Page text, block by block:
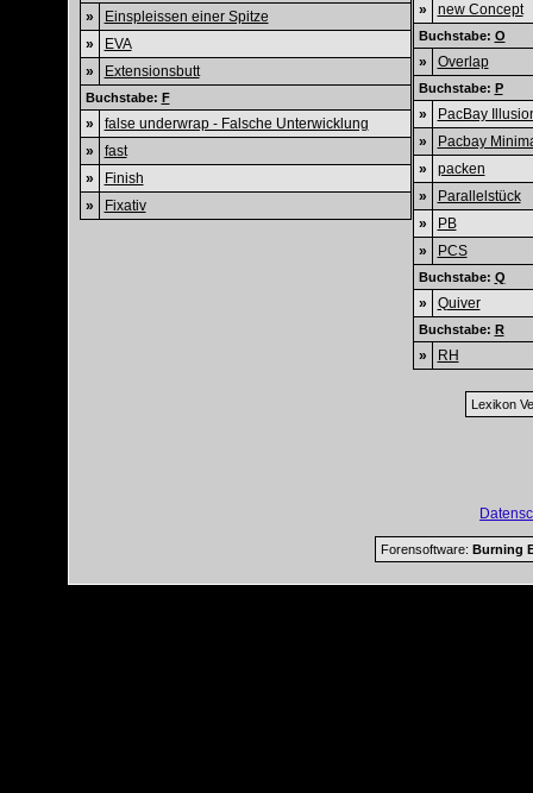
»
Einspleissen einer Spitze
»
EVA
»
Extensionsbutt
Buchstabe: F
»
false underwrap - Falsche Unterwicklung
»
fast
»
Finish
»
Fixativ
»
new Concept
Buchstabe: O
» Overlap
Buchstabe: P
»
PacBay
»
Pacbay
»
packen
»
Parallelstück
»
PB
»
PCS
Buchstabe: Q
» Quiver
Buchstabe: R
» RH
Lexikon
Forensoftware: Burning